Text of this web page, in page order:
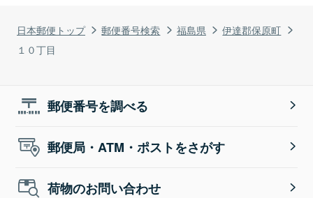
日本郵便トップ 郵便番号検索 福島県
伊達郡保原町
１０丁目
郵便番号を調べる
郵便局・ATM・ポストをさがす
荷物のお問い合わせ